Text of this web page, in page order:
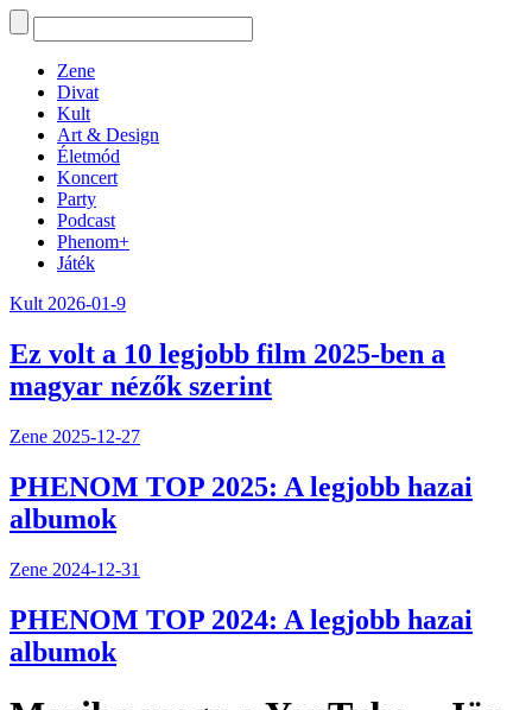
Zene
Divat
Kult
Art & Design
Életmód
Koncert
Party
Podcast
Phenom+
Játék
Kult 2026-01-9
Ez volt a 10 legjobb film 2025-ben a
magyar nézők szerint
Zene 2025-12-27
PHENOM TOP 2025: A legjobb hazai
albumok
Zene 2024-12-31
PHENOM TOP 2024: A legjobb hazai
albumok